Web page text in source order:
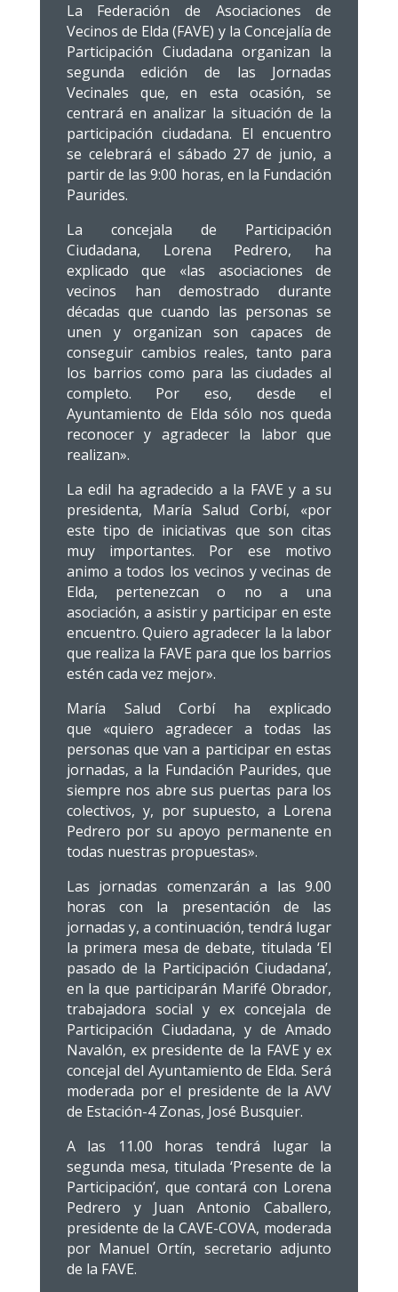
La Federación de Asociaciones de
Vecinos de Elda (FAVE) y la Concejalía de
Participación Ciudadana organizan la
segunda edición de las Jornadas
Vecinales que, en esta ocasión, se
centrará en analizar la situación de la
participación ciudadana. El encuentro
se celebrará el sábado 27 de junio, a
partir de las 9:00 horas, en la Fundación
Paurides.
La concejala de Participación
Ciudadana, Lorena Pedrero, ha
explicado que «las asociaciones de
vecinos han demostrado durante
décadas que cuando las personas se
unen y organizan son capaces de
conseguir cambios reales, tanto para
los barrios como para las ciudades al
completo. Por eso, desde el
Ayuntamiento de Elda sólo nos queda
reconocer y agradecer la labor que
realizan».
La edil ha agradecido a la FAVE y a su
presidenta, María Salud Corbí, «por
este tipo de iniciativas que son citas
muy importantes. Por ese motivo
animo a todos los vecinos y vecinas de
Elda, pertenezcan o no a una
asociación, a asistir y participar en este
encuentro. Quiero agradecer la la labor
que realiza la FAVE para que los barrios
estén cada vez mejor».
María Salud Corbí ha explicado
que «quiero agradecer a todas las
personas que van a participar en estas
jornadas, a la Fundación Paurides, que
siempre nos abre sus puertas para los
colectivos, y, por supuesto, a Lorena
Pedrero por su apoyo permanente en
todas nuestras propuestas».
Las jornadas comenzarán a las 9.00
horas con la presentación de las
jornadas y, a continuación, tendrá lugar
la primera mesa de debate, titulada ‘El
pasado de la Participación Ciudadana’,
en la que participarán Marifé Obrador,
trabajadora social y ex concejala de
Participación Ciudadana, y de Amado
Navalón, ex presidente de la FAVE y ex
concejal del Ayuntamiento de Elda. Será
moderada por el presidente de la AVV
de Estación-4 Zonas, José Busquier.
A las 11.00 horas tendrá lugar la
segunda mesa, titulada ‘Presente de la
Participación’, que contará con Lorena
Pedrero y Juan Antonio Caballero,
presidente de la CAVE-COVA, moderada
por Manuel Ortín, secretario adjunto
de la FAVE.